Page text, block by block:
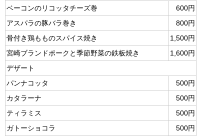
ベーコンのリコッタチーズ巻
600円
アスパラの豚バラ巻き
800円
骨付き鶏もものスパイス焼き
1,500円
宮崎ブランドポークと季節野菜の鉄板焼き
1,600円
デザート
パンナコッタ
500円
カタラーナ
500円
ティラミス
500円
ガトーショコラ
500円